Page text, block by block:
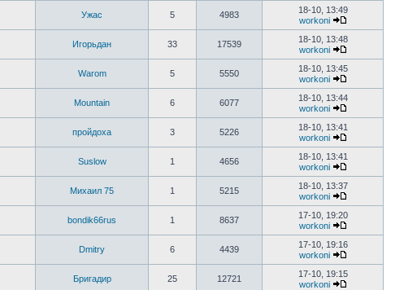
Ужас 5 4983
18-10, 13:49
workoni
Игорьдан 33 17539
18-10, 13:48
workoni
Warom 5 5550
18-10, 13:45
workoni
Mountain 6 6077
18-10, 13:44
workoni
пройдоха 3 5226
18-10, 13:41
workoni
Suslow 1 4656
18-10, 13:41
workoni
Михаил 75 1 5215
18-10, 13:37
workoni
bondik66rus 1 8637
17-10, 19:20
workoni
Dmitry 6 4439
17-10, 19:16
workoni
Бригадир 25 12721
17-10, 19:15
workoni